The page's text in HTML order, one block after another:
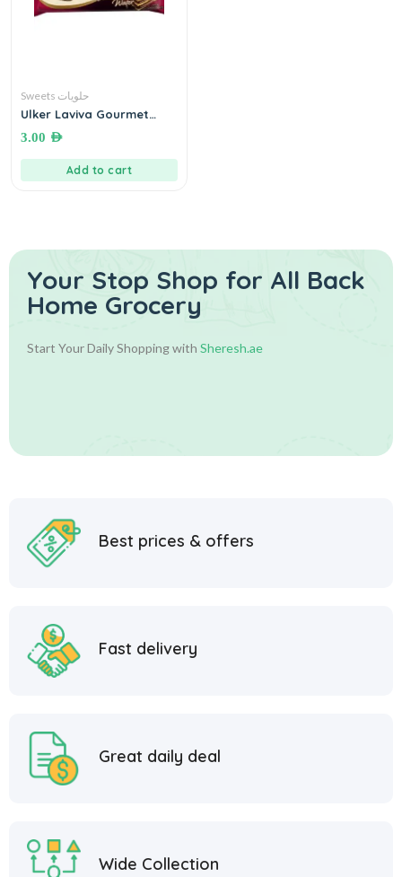
Sweets حلويات
Ulker Laviva Gourmet
Wafer (Milk Chocolate)●
45 grams
3.00 AED
Add to cart
Your Stop Shop for All Back
Home Grocery
Start Your Daily Shopping with Sheresh.ae
Best prices & offers
Fast delivery
Great daily deal
Wide Collection